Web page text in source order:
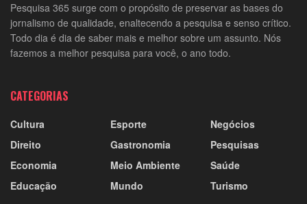
Pesquisa 365 surge com o propósito de preservar as bases do
jornalismo de qualidade, enaltecendo a pesquisa e senso crítico.
Todo dia é dia de saber mais e melhor sobre um assunto. Nós
fazemos a melhor pesquisa para você, o ano todo.
CATEGORIAS
Cultura
Direito
Economia
Educação
Esporte
Gastronomia
Meio Ambiente
Mundo
Negócios
Pesquisas
Saúde
Turismo